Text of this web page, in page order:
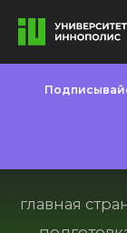
II уровень